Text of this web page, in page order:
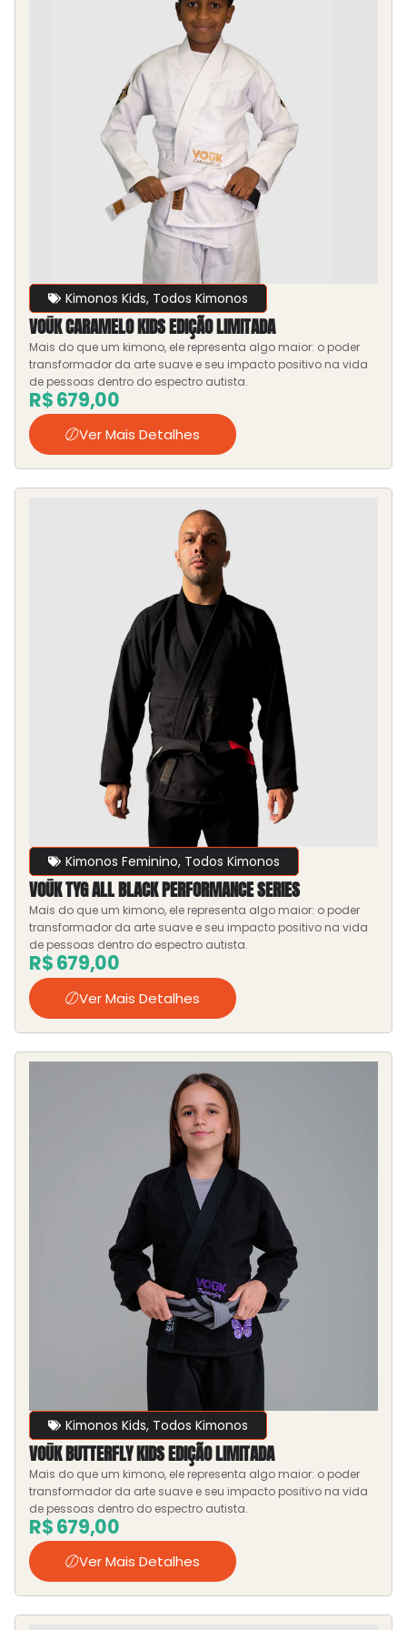
Kimonos Kids, Todos Kimonos
VOŪK CARAMELO KIDS EDIÇÃO LIMITADA
Mais do que um kimono, ele representa algo maior: o poder
transformador da arte suave e seu impacto positivo na vida
de pessoas dentro do espectro autista.
R$679,00
Ver Mais Detalhes
Kimonos Feminino, Todos Kimonos
VOŪK TYG ALL BLACK PERFORMANCE SERIES
Mais do que um kimono, ele representa algo maior: o poder
transformador da arte suave e seu impacto positivo na vida
de pessoas dentro do espectro autista.
R$679,00
Ver Mais Detalhes
Kimonos Kids, Todos Kimonos
VOŪK BUTTERFLY KIDS EDIÇÃO LIMITADA
Mais do que um kimono, ele representa algo maior: o poder
transformador da arte suave e seu impacto positivo na vida
de pessoas dentro do espectro autista.
R$679,00
Ver Mais Detalhes